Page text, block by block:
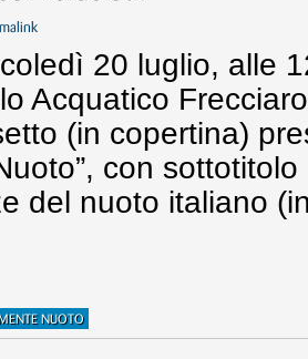
20 luglio, alle
Acquatico
(in copertina)
con
del nuoto italiano
NUOTO